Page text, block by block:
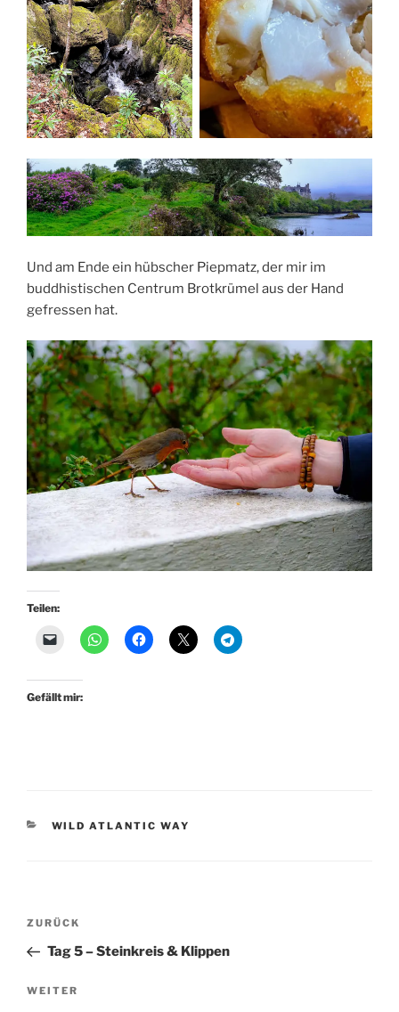
Und am Ende ein hübscher Piepmatz, der mir im
buddhistischen Centrum Brotkrümel aus der Hand
gefressen hat.
Teilen:
Gefällt mir:
KATEGORIEN
WILD ATLANTIC WAY
Beitragsnavigation
Vorheriger
Beitrag
ZURÜCK
Tag 5 – Steinkreis & Klippen
Nächster
WEITER